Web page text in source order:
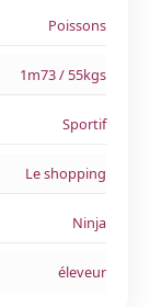
Poissons
1m73 / 55kgs
Sportif
Le shopping
Ninja
éleveur